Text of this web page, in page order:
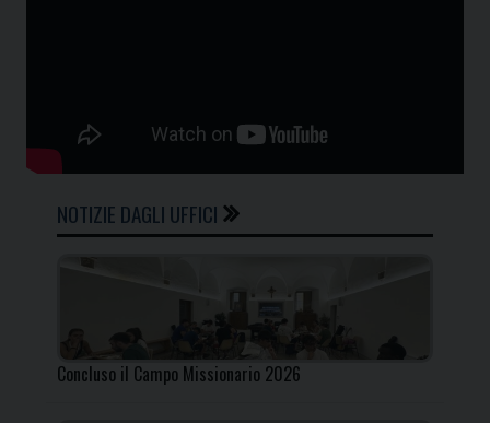
NOTIZIE DAGLI UFFICI
Concluso il Campo Missionario 2026